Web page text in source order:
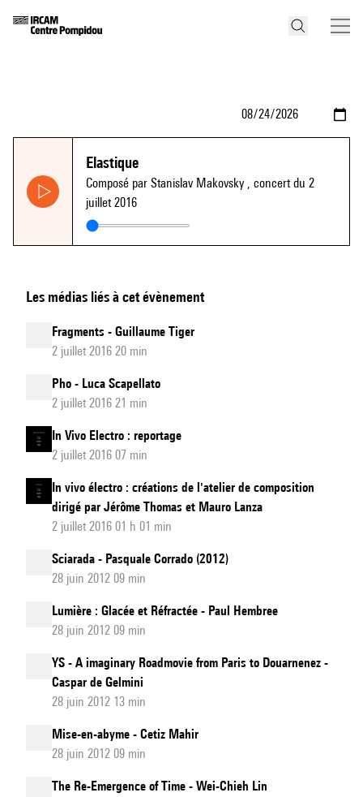
Elastique
Composé par Stanislav Makovsky , concert du 2
juillet 2016
Les médias liés à cet évènement
Fragments - Guillaume Tiger
2 juillet 2016 20 min
Pho - Luca Scapellato
2 juillet 2016 21 min
In Vivo Electro : reportage
2 juillet 2016 07 min
In vivo électro : créations de l'atelier de composition
dirigé par Jérôme Thomas et Mauro Lanza
2 juillet 2016 01 h 01 min
Sciarada - Pasquale Corrado (2012)
28 juin 2012 09 min
Lumière : Glacée et Réfractée - Paul Hembree
28 juin 2012 09 min
YS - A imaginary Roadmovie from Paris to Douarnenez -
Caspar de Gelmini
28 juin 2012 13 min
Mise-en-abyme - Cetiz Mahir
28 juin 2012 09 min
The Re-Emergence of Time - Wei-Chieh Lin